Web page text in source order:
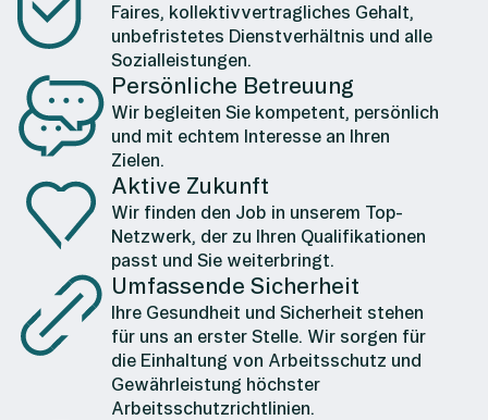
Faires, kollektivvertragliches Gehalt,
unbefristetes Dienstverhältnis und alle
Sozialleistungen.
Persönliche Betreuung
Wir begleiten Sie kompetent, persönlich
und mit echtem Interesse an Ihren
Zielen.
Aktive Zukunft
Wir finden den Job in unserem Top-
Netzwerk, der zu Ihren Qualifikationen
passt und Sie weiterbringt.
Umfassende Sicherheit
Ihre Gesundheit und Sicherheit stehen
für uns an erster Stelle. Wir sorgen für
die Einhaltung von Arbeitsschutz und
Gewährleistung höchster
Arbeitsschutzrichtlinien.